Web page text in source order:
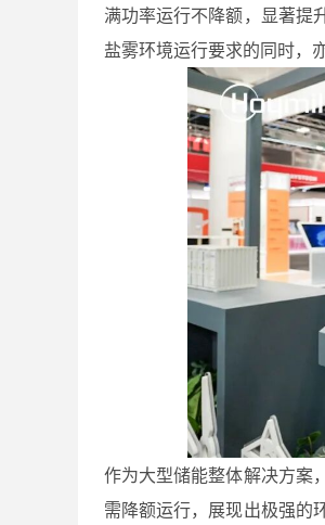
满功率运行不降额，显著提
盐雾环境运行要求的同时，
作为大型储能整体解决方案
需降额运行，展现出极强的